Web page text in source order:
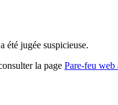
été jugée suspicieuse.
la page Pare-feu web